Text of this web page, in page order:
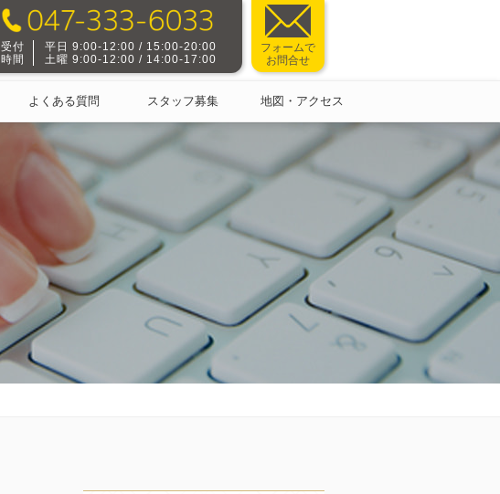
フォームで
お問合せ
受付
時間
平日 9:00-12:00 / 15:00-20:00
土曜 9:00-12:00 / 14:00-17:00
よくある質問 スタッフ募集 地図・アクセス